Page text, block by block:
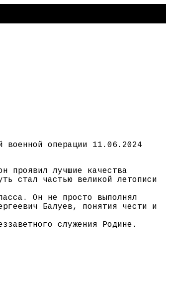
военной операции 11.06.2024
проявил лучшие качества
стал частью великой летописи
Он не просто выполнял
Балуев, понятия чести и
служения Родине.